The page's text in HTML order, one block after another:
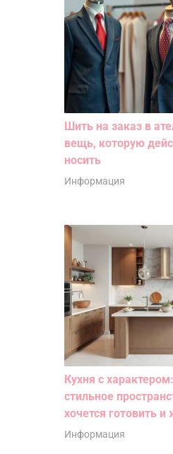
Шить на заказ в
вещь, которую
носить
Информация
Кухня с
стильное
хочется готовить и
Информация